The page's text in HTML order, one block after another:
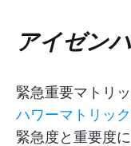
アイゼン
緊急重要マトリ
ハワーマトリッ
緊急度と重要度